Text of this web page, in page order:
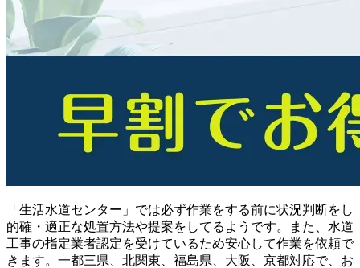
「生活水道センター」では必ず作業をする前に状況判断をし
的確・適正な処置方法や提案をしてるようです。また、水道
工事の指定業者認定を受けているため安心して作業を依頼で
きます。一都三県、北関東、福島県、大阪、京都対応で、お